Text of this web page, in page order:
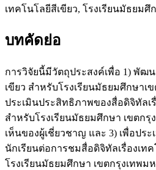
เทคโนโลยีสีเขียว, โรงเรียนมัธยมศึ
บทคัดย่อ
การวิจัยนี้มีวัตถุประสงค์เพื่อ 1) พัฒ
เขียว สำหรับโรงเรียนมัธยมศึกษาเ
ประเมินประสิทธิภาพของสื่อดิจิทัลเ
สำหรับโรงเรียนมัธยมศึกษา เขตก
เห็นของผู้เชี่ยวชาญ และ 3) เพื่อปร
นักเรียนต่อการชมสื่อดิจิทัลเรื่องเท
โรงเรียนมัธยมศึกษา เขตกรุงเทพม